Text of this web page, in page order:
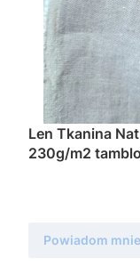
Len Tkanina
230g/m2
Powiadom